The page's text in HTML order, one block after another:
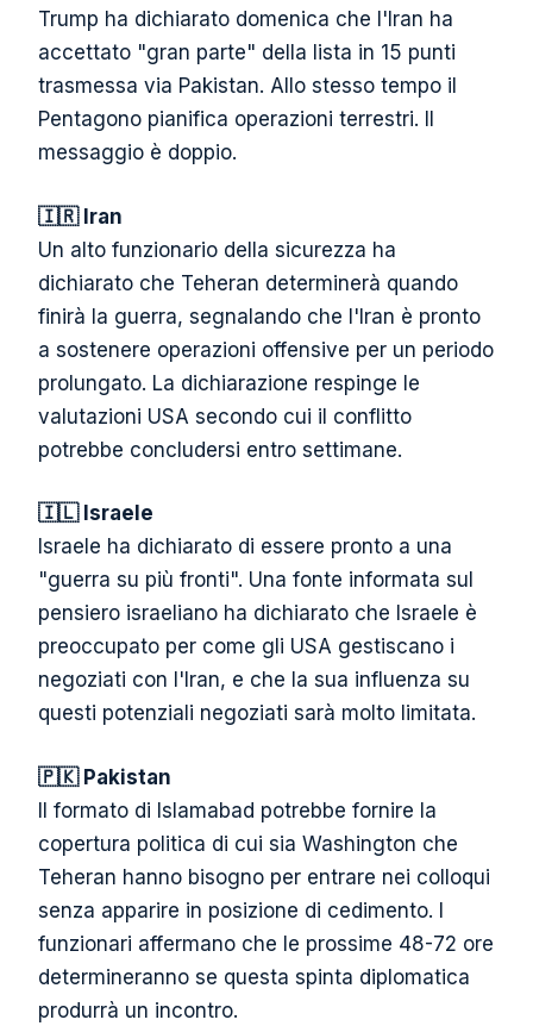
Trump ha dichiarato domenica che l'Iran ha
accettato "gran parte" della lista in 15 punti
trasmessa via Pakistan. Allo stesso tempo il
Pentagono pianifica operazioni terrestri. Il
messaggio è doppio.
🇮🇷 Iran
Un alto funzionario della sicurezza ha
dichiarato che Teheran determinerà quando
finirà la guerra, segnalando che l'Iran è pronto
a sostenere operazioni offensive per un periodo
prolungato. La dichiarazione respinge le
valutazioni USA secondo cui il conflitto
potrebbe concludersi entro settimane.
🇮🇱 Israele
Israele ha dichiarato di essere pronto a una
"guerra su più fronti". Una fonte informata sul
pensiero israeliano ha dichiarato che Israele è
preoccupato per come gli USA gestiscano i
negoziati con l'Iran, e che la sua influenza su
questi potenziali negoziati sarà molto limitata.
🇵🇰 Pakistan
Il formato di Islamabad potrebbe fornire la
copertura politica di cui sia Washington che
Teheran hanno bisogno per entrare nei colloqui
senza apparire in posizione di cedimento. I
funzionari affermano che le prossime 48-72 ore
determineranno se questa spinta diplomatica
produrrà un incontro.